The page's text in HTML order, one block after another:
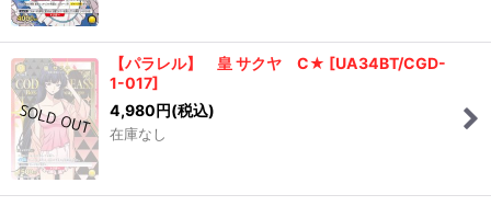
【パラレル】 皇 サクヤ C★ [UA34BT/CGD-
1-017]
4,980円(税込)
在庫なし